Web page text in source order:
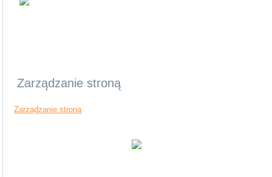
Zarządzanie stroną
Zarządzanie stroną